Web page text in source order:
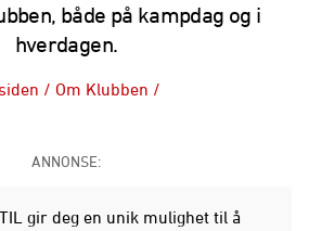
både på kampdag og i
hverdagen.
/ Om Klubben /
ANNONSE:
gir deg en unik mulighet til å